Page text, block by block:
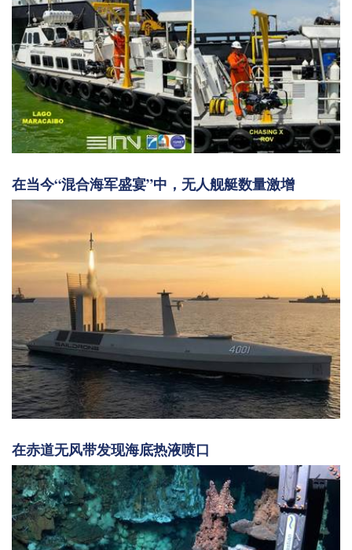
在当今“混合海军盛宴”中，无人舰艇数量激增
在赤道无风带发现海底热液喷口